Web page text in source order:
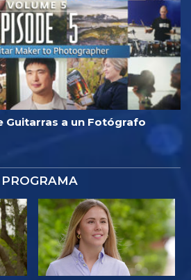
Guitarras a un Fotógrafo